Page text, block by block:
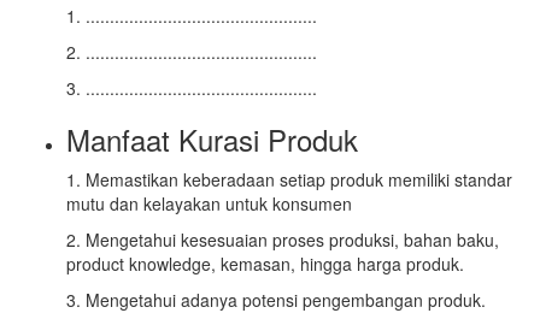
1. ................................................
2. ................................................
3. ................................................
Manfaat Kurasi Produk
1. Memastikan keberadaan setiap produk memiliki standar
mutu dan kelayakan untuk konsumen
2. Mengetahui kesesuaian proses produksi, bahan baku,
product knowledge, kemasan, hingga harga produk.
3. Mengetahui adanya potensi pengembangan produk.